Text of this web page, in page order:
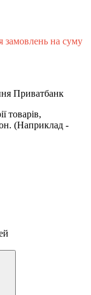
замовлень на суму
Приватбанк
товарів,
(Наприклад -